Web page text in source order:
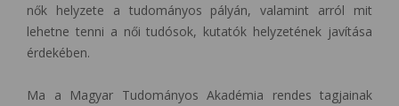
nők helyzete a tudományos pályán, valamint arról mit
lehetne tenni a női tudósok, kutatók helyzetének javítása
érdekében.
Ma a Magyar Tudományos Akadémia rendes tagjainak